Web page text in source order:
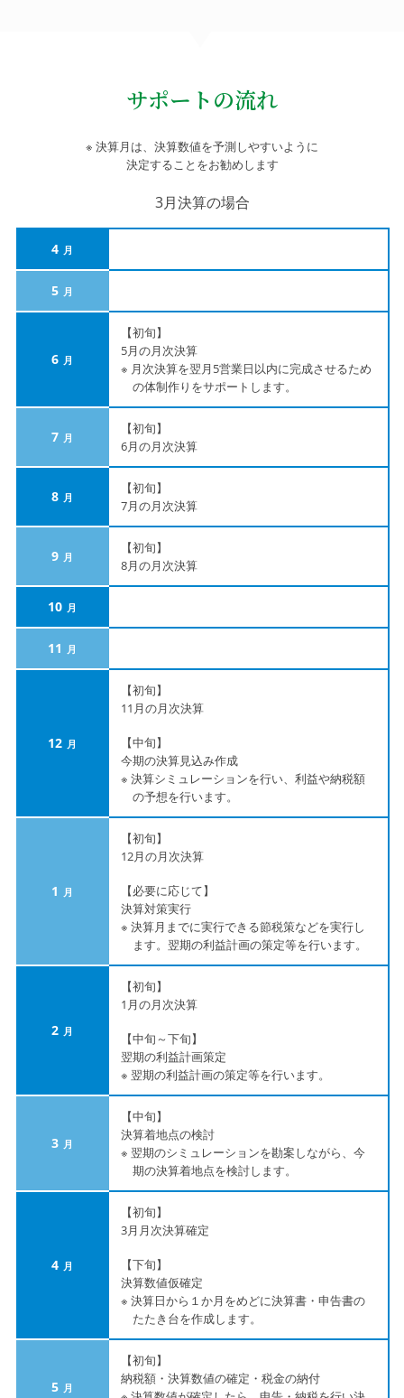
サポートの流れ
※ 決算月は、決算数値を予測しやすいように
決定することをお勧めします
3月決算の場合
4
5
6
【初旬】
5月の月次決算
※ 月次決算を翌月5営業日以内に完成させるため
の体制作りをサポートします。
7
【初旬】
6月の月次決算
8
【初旬】
7月の月次決算
9
【初旬】
8月の月次決算
10
11
12
【初旬】
11月の月次決算
【中旬】
今期の決算見込み作成
※ 決算シミュレーションを行い、利益や納税額
の予想を行います。
1
【初旬】
12月の月次決算
【必要に応じて】
決算対策実行
※ 決算月までに実行できる節税策などを実行し
ます。翌期の利益計画の策定等を行います。
2
【初旬】
1月の月次決算
【中旬～下旬】
翌期の利益計画策定
※ 翌期の利益計画の策定等を行います。
3
【中旬】
決算着地点の検討
※ 翌期のシミュレーションを勘案しながら、今
期の決算着地点を検討します。
4
【初旬】
3月月次決算確定
【下旬】
決算数値仮確定
※ 決算日から１か月をめどに決算書・申告書の
たたき台を作成します。
5
【初旬】
納税額・決算数値の確定・税金の納付